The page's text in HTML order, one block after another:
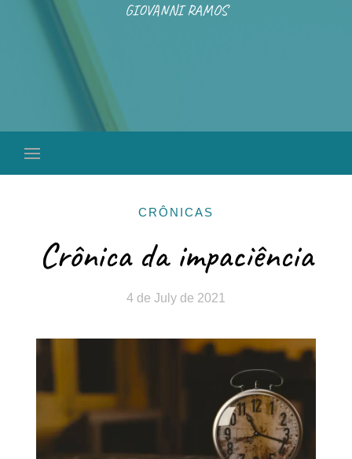
GIOVANNI RAMOS
CRÔNICAS
Crônica da impaciência
4 de July de 2021